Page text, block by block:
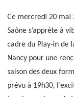
Ce mercredi 20 mai
Saône s’apprête à
cadre du Play-in de
Nancy pour une
saison des deux
prévu à 19h30,